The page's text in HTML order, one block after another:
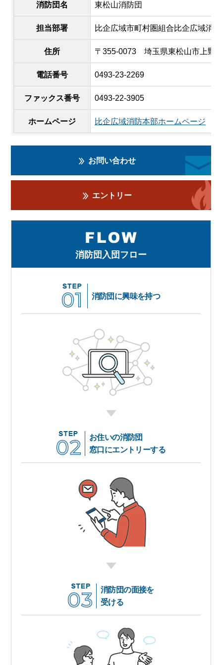
消防団名 東松山消防団
担当部署 比企広域市町村圏組合比企広域消
住所 〒355-0073 埼玉県東松山市上野
電話番号 0493-23-2269
ファックス番号 0493-22-3905
ホームページ 比企広域消防本部ホームページ
お問い合わせ
エントリー
消防団入団フロー
消防団に興味を持つ
お住いの消防団
窓口にエントリーする
消防団の面接を
受ける